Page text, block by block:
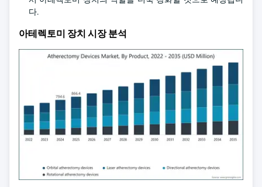
다.
아테렉토미 장치 시장 분석